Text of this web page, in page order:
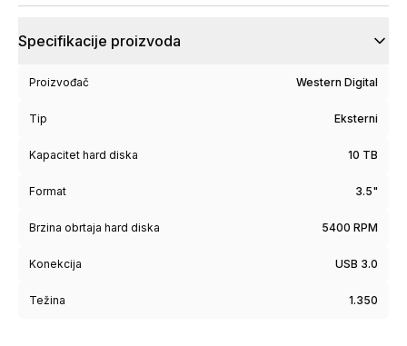
Specifikacije proizvoda
Proizvođač Western Digital
Tip Eksterni
Kapacitet hard diska 10 TB
Format 3.5"
Brzina obrtaja hard diska 5400 RPM
Konekcija USB 3.0
Težina 1.350